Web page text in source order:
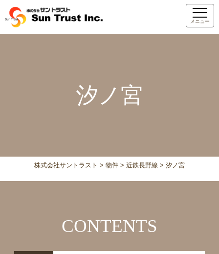
メニュー
汐ノ宮
株式会社サントラスト > 物件 > 近鉄長野線 > 汐ノ宮
CONTENTS